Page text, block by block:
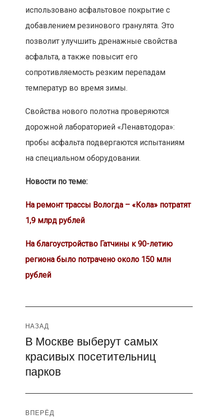
использовано асфальтовое покрытие с
добавлением резинового гранулята. Это
позволит улучшить дренажные свойства
асфальта, а также повысит его
сопротивляемость резким перепадам
температур во время зимы.
Свойства нового полотна проверяются
дорожной лабораторией «Ленавтодора»:
пробы асфальта подвергаются испытаниям
на специальном оборудовании.
Новости по теме:
На ремонт трассы Вологда – «Кола» потратят
1,9 млрд рублей
На благоустройство Гатчины к 90-летию
региона было потрачено около 150 млн
рублей
Навигация
по
записям
НАЗАД
Предыдущая
запись:
В Москве выберут самых
красивых посетительниц
парков
ВПЕРЁД